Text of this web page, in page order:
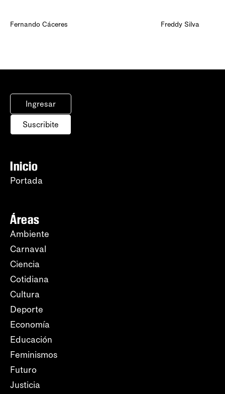
Fernando Cáceres Freddy Silva
Ingresar
Suscribite
Inicio
Portada
Áreas
Ambiente
Carnaval
Ciencia
Cotidiana
Cultura
Deporte
Economía
Educación
Feminismos
Futuro
Justicia